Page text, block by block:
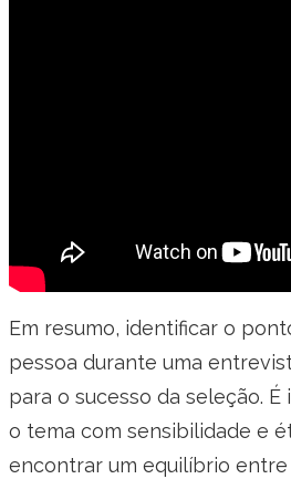
Em resumo, identificar o
pessoa durante uma
para o sucesso da seleção.
o tema com sensibilidade e
encontrar um equilíbrio